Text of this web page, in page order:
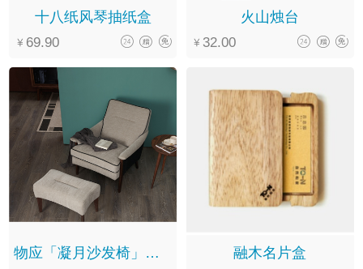
十八纸风琴抽纸盒
69.90
火山烛台
32.00
物应「凝月沙发椅」简约年轻黑胡桃木单人罗汉椅休闲扶手椅休闲椅 融木名片盒